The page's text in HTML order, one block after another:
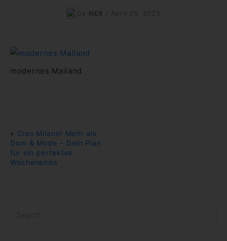
NEX
modernes Mailand
« Ciao Milano! Mehr als
Dom & Mode – Dein Plan
für ein perfektes
Wochenende